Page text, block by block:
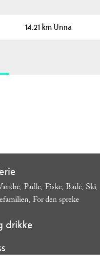
14.21 km Unna
, Padle, Fiske, Bade, Ski,
, For den spreke
drikke